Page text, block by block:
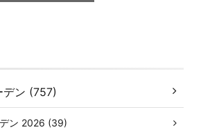
デン (757)
ン 2026 (39)